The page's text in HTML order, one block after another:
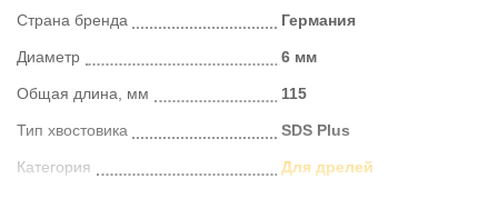
Страна бренда Германия
Диаметр 6 мм
Общая длина, мм 115
Тип хвостовика SDS Plus
Категория Для дрелей